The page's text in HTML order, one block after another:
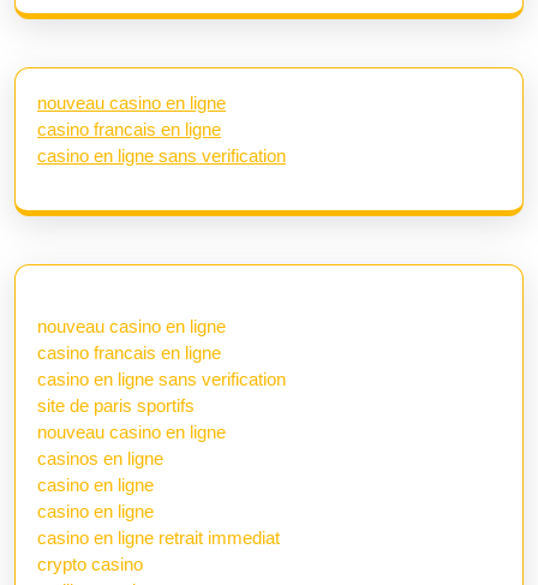
nouveau casino en ligne
casino francais en ligne
casino en ligne sans verification
nouveau casino en ligne
casino francais en ligne
casino en ligne sans verification
site de paris sportifs
nouveau casino en ligne
casinos en ligne
casino en ligne
casino en ligne
casino en ligne retrait immediat
crypto casino